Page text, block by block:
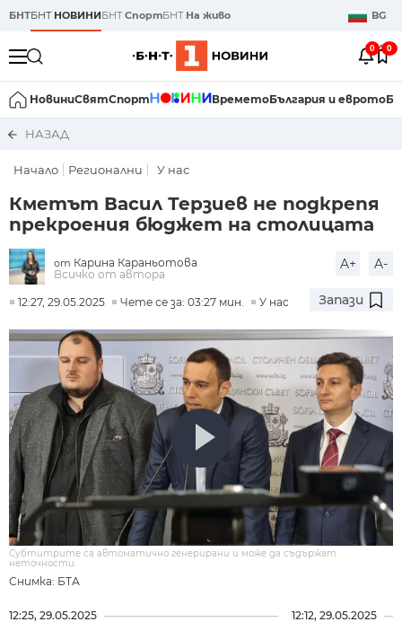
БНТБНТ НОВИНИБНТСпортБНТ На живо BG
0 0
НовиниСвятСпорт ВреметоБългария и еврото
НАЗАД
Начало Регионални У нас
Кметът Васил Терзиев не подкрепя
прекроения бюджет на столицата
от Карина Караньотова
Всичко от автора
A+ A-
12:27, 29.05.2025 Чете се за: 03:27 мин. У нас Запази
Снимка: БТА
Субтитрите са автоматично генерирани и може да съдържат
неточности.
12:25, 29.05.2025 12:12, 29.05.2025